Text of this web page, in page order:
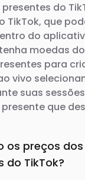
do
TikTok, que
do
moedas
para
vivo
suas
que
os preços
do TikTok?